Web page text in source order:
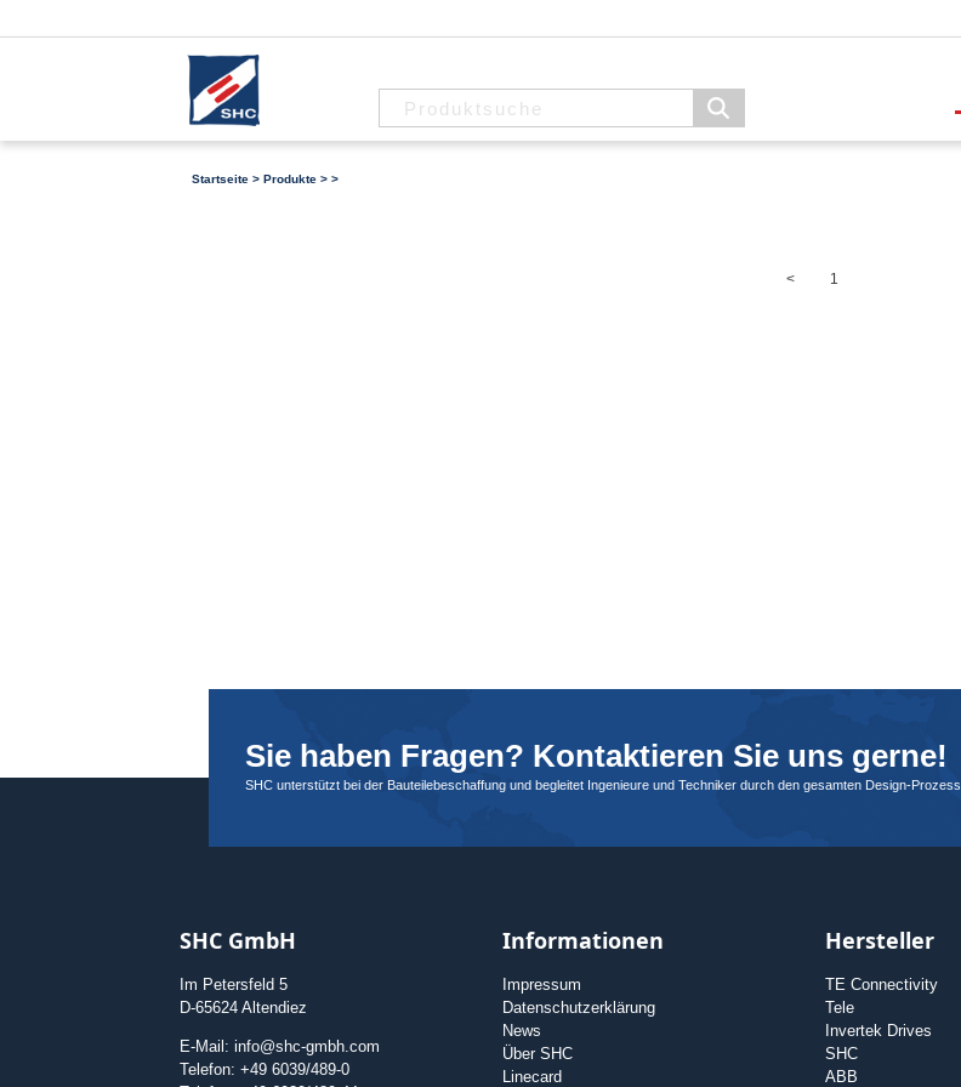
Startseite > Produkte > >
< 1
Sie haben Fragen? Kontaktieren Sie uns gerne!
SHC unterstützt bei der Bauteilebeschaffung und begleitet Ingenieure und Techniker durch den gesamten Design-Prozess.
SHC GmbH
Im Petersfeld 5
D-65624 Altendiez
E-Mail: info@shc-gmbh.com
Telefon: +49 6039/489-0
Informationen
Impressum
Datenschutzerklärung
News
Über SHC
Linecard
Hersteller
TE Connectivity
Tele
Invertek Drives
SHC
ABB